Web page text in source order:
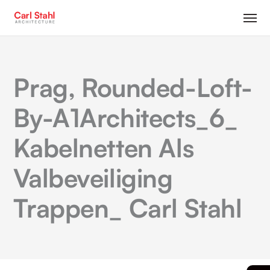
Prag, Rounded-Loft-
By-A1Architects_6_
Kabelnetten Als
Valbeveiliging
Trappen_ Carl Stahl